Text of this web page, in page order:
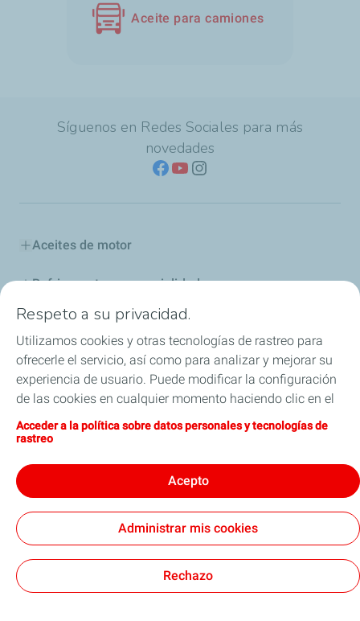
Aceite para camiones
Síguenos en Redes Sociales para más
novedades
Aceites de motor
Refrigerantes y especialidades
Distribuidores
Sponsoring
Industria
Iron Dames y TotalEnergies, juntos en las 24 horas
Accesibilidad: Cumplimiento parcial
Respeto a su privacidad.
Utilizamos cookies y otras tecnologías de rastreo para
ofrecerle el servicio, así como para analizar y mejorar su
experiencia de usuario. Puede modificar la configuración
de las cookies en cualquier momento haciendo clic en el
botón «Gérer mes cookies» (Gestionar cookies). Al hacer
clic en el botón «J’accepte» (Aceptar), nos autoriza a
refuse» (Rechazar), depositaremos únicamente las
cookies técnicas estrictamente necesarias para el
correcto funcionamiento del sitio web. Si desea más
información, puede consultar la página relativa a la
Acceder a la política sobre datos personales y tecnologías de
rastreo
Acepto
Administrar mis cookies
Rechazo